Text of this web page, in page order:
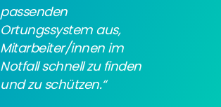
passenden
Ortungssystem aus,
Mitarbeiter/innen im
Notfall schnell zu finden
und zu schützen.“